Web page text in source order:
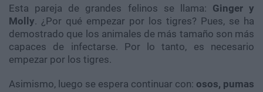
Esta pareja de grandes felinos se llama: Ginger y
Molly. ¿Por qué empezar por los tigres? Pues, se ha
demostrado que los animales de más tamaño son más
capaces de infectarse. Por lo tanto, es necesario
empezar por los tigres.
Asimismo, luego se espera continuar con: osos, pumas